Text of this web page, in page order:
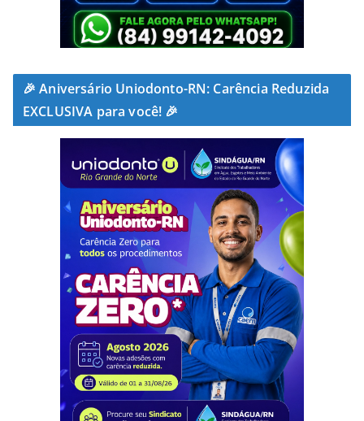
🎉 Aniversário Uniodonto-RN: Carência Reduzida
EXCLUSIVA para você! 🎉